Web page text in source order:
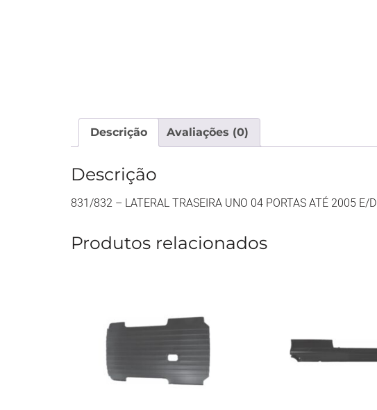
Descrição Avaliações (0)
Descrição
831/832 – LATERAL TRASEIRA UNO 04 PORTAS ATÉ 2005 E/D
Produtos relacionados